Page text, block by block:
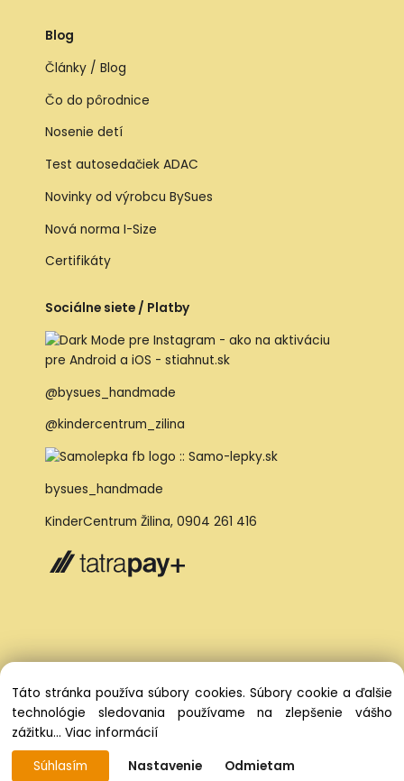
Blog
Články / Blog
Čo do pôrodnice
Nosenie detí
Test autosedačiek ADAC
Novinky od výrobcu BySues
Nová norma I-Size
Certifikáty
Sociálne siete / Platby
@bysues_handmade
@kindercentrum_zilina
bysues_handmade
KinderCentrum Žilina, 0904 261 416
Vytvorené systémom ClickEshop.sk
Táto stránka používa súbory cookies. Súbory cookie a ďalšie
technológie sledovania používame na zlepšenie vášho
zážitku... Viac informácií
Súhlasím
Nastavenie Odmietam